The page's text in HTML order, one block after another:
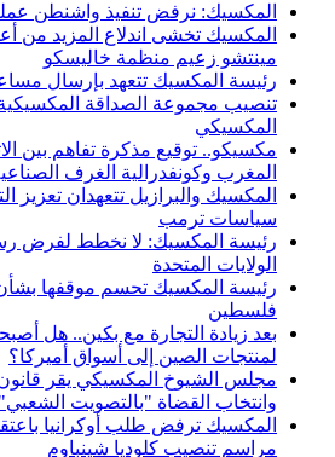
المكسيك: نرفض تنفيذ واشنطن
المكسيك تخشى اندلاع المزيد من
مينتشو زعيم منظمة خاليسكو
رئيسة المكسيك تتعهد بإرسال
تنصيب مجموعة الصداقة
المكسيكي
مكسيكو.. توقيع مذكرة تفاهم بين
المغرب وكونفدرالية الغرف
المكسيك والبرازيل تتعهدان تعزيز
سياسات ترمب
رئيسة المكسيك: لا نخطط لفرض
الولايات المتحدة
رئيسة المكسيك تحسم موقفها بشأن
فلسطين
بعد زيادة التجارة مع بكين.. هل
لمنتجات الصين إلى أسواق أميركا؟
مجلس الشيوخ المكسيكي يقر قانون
وانتخاب القضاة "بالتصويت الشعبي"
المكسيك ترفض طلب أوكرانيا
مراسم تنصيب كلوديا شينباوم